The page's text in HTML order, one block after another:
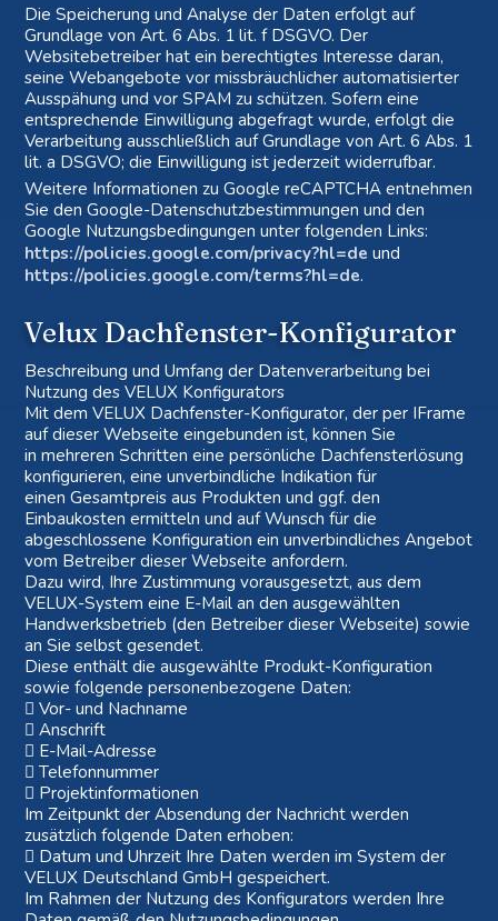
Die Speicherung und Analyse der Daten erfolgt auf
Grundlage von Art. 6 Abs. 1 lit. f DSGVO. Der
Websitebetreiber hat ein berechtigtes Interesse daran,
seine Webangebote vor missbräuchlicher automatisierter
Ausspähung und vor SPAM zu schützen. Sofern eine
entsprechende Einwilligung abgefragt wurde, erfolgt die
Verarbeitung ausschließlich auf Grundlage von Art. 6 Abs. 1
lit. a DSGVO; die Einwilligung ist jederzeit widerrufbar.
Weitere Informationen zu Google reCAPTCHA entnehmen
Sie den Google-Datenschutzbestimmungen und den
Google Nutzungsbedingungen unter folgenden Links:
https://policies.google.com/privacy?hl=de und
https://policies.google.com/terms?hl=de.
Velux Dachfenster-Konfigurator
Beschreibung und Umfang der Datenverarbeitung bei
Nutzung des VELUX Konfigurators
Mit dem VELUX Dachfenster-Konfigurator, der per IFrame
auf dieser Webseite eingebunden ist, können Sie
in mehreren Schritten eine persönliche Dachfensterlösung
konfigurieren, eine unverbindliche Indikation für
einen Gesamtpreis aus Produkten und ggf. den
Einbaukosten ermitteln und auf Wunsch für die
abgeschlossene Konfiguration ein unverbindliches Angebot
vom Betreiber dieser Webseite anfordern.
Dazu wird, Ihre Zustimmung vorausgesetzt, aus dem
VELUX-System eine E-Mail an den ausgewählten
Handwerksbetrieb (den Betreiber dieser Webseite) sowie
an Sie selbst gesendet.
Diese enthält die ausgewählte Produkt-Konfiguration
sowie folgende personenbezogene Daten:
 Vor- und Nachname
 Anschrift
 E-Mail-Adresse
 Telefonnummer
 Projektinformationen
Im Zeitpunkt der Absendung der Nachricht werden
zusätzlich folgende Daten erhoben:
 Datum und Uhrzeit Ihre Daten werden im System der
VELUX Deutschland GmbH gespeichert.
Im Rahmen der Nutzung des Konfigurators werden Ihre